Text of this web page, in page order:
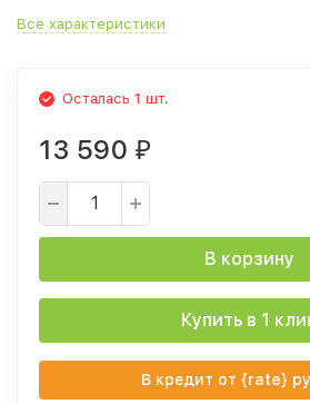
Все характеристики
Осталась 1 шт.
13 590 ₽
В корзину
Купить в 1
В кредит от {rate}